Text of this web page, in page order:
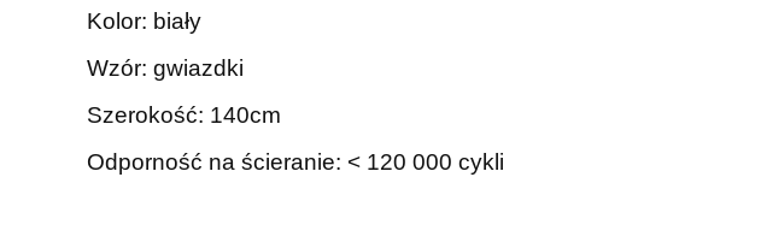
Kolor: biały
Wzór: gwiazdki
Szerokość: 140cm
Odporność na ścieranie: < 120 000 cykli